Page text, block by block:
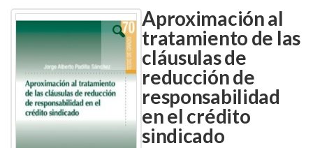
Aproximación al
tratamiento de las
cláusulas de
reducción de
responsabilidad
en el crédito
sindicado
Skip
the
the
images
gallery
Skip
the
the
images
gallery